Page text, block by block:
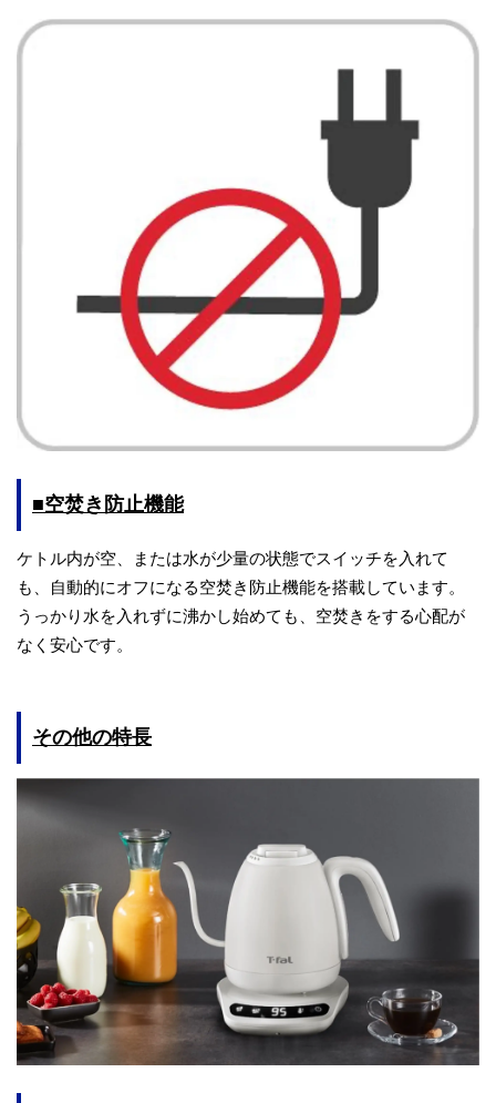
■空焚き防止機能
ケトル内が空、または水が少量の状態でスイッチを入れて
も、自動的にオフになる空焚き防止機能を搭載しています。
うっかり水を入れずに沸かし始めても、空焚きをする心配が
なく安心です。
その他の特長